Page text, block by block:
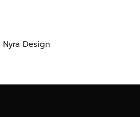
Nyra Design